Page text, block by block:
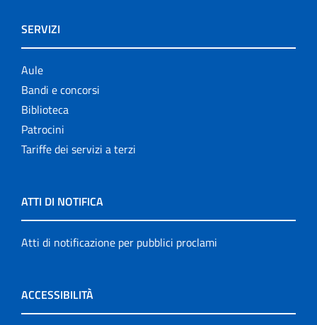
SERVIZI
Aule
Bandi e concorsi
Biblioteca
Patrocini
Tariffe dei servizi a terzi
ATTI DI NOTIFICA
Atti di notificazione per pubblici proclami
ACCESSIBILITÀ